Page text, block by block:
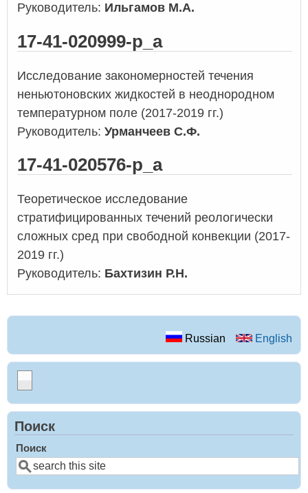
Руководитель: Ильгамов М.А.
17-41-020999-р_а
Исследование закономерностей течения
неньютоновских жидкостей в неоднородном
температурном поле (2017-2019 гг.)
Руководитель: Урманчеев С.Ф.
17-41-020576-р_а
Теоретическое исследование
стратифицированных течений реологически
сложных сред при свободной конвекции (2017-
2019 гг.)
Руководитель: Бахтизин Р.Н.
Russian English
Поиск
Поиск